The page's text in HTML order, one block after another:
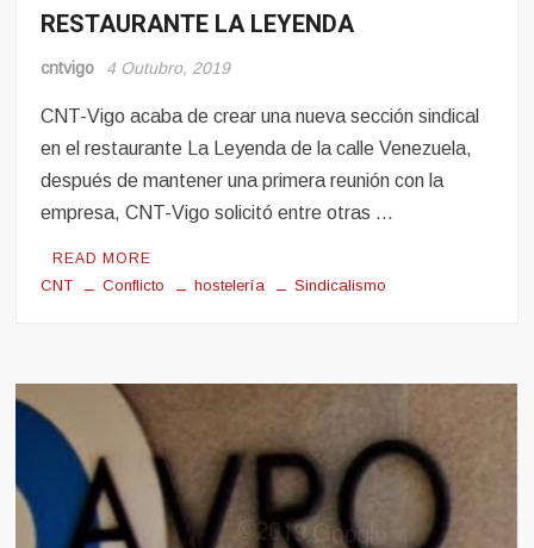
Seccións
Sindicalismo
RESTAURANTE LA LEYENDA
cntvigo 4 Outubro, 2019
CNT-Vigo acaba de crear una nueva sección sindical
en el restaurante La Leyenda de la calle Venezuela,
después de mantener una primera reunión con la
empresa, CNT-Vigo solicitó entre otras …
READ MORE
CNT Conflicto hostelería Sindicalismo